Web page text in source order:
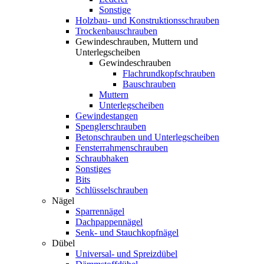
Sonstige
Holzbau- und Konstruktionsschrauben
Trockenbauschrauben
Gewindeschrauben, Muttern und
Unterlegscheiben
Gewindeschrauben
Flachrundkopfschrauben
Bauschrauben
Muttern
Unterlegscheiben
Gewindestangen
Spenglerschrauben
Betonschrauben und Unterlegscheiben
Fensterrahmenschrauben
Schraubhaken
Sonstiges
Bits
Schlüsselschrauben
Nägel
Sparrennägel
Dachpappennägel
Senk- und Stauchkopfnägel
Dübel
Universal- und Spreizdübel